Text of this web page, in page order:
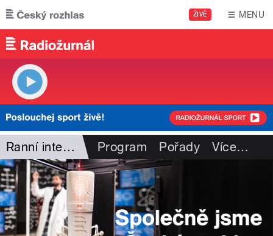
Přejít k hlavnímu obsahu
ŽIVĚ MENU
Ranní interview Program Pořady Více…